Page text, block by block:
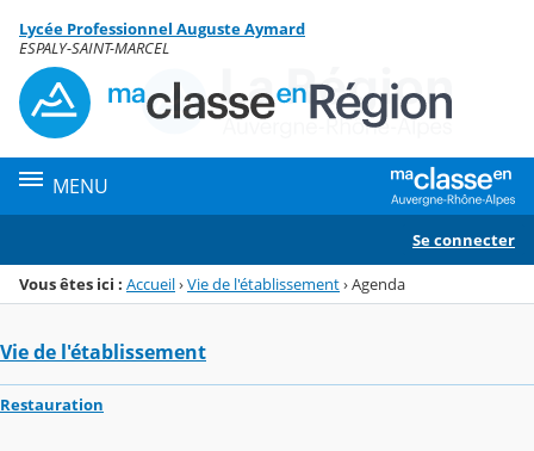
Menu de la rubrique
Contenu
Lycée Professionnel Auguste Aymard
ESPALY-SAINT-MARCEL
MENU
Se connecter
Vous êtes ici : Accueil›Vie de l'établissement›Agenda
Vie de l'établissement
Restauration